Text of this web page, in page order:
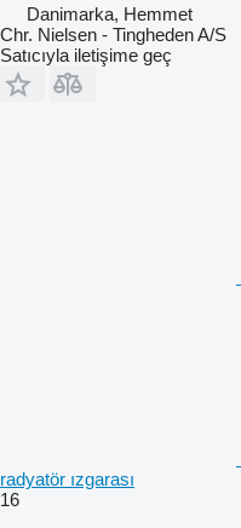
Danimarka, Hemmet
Chr. Nielsen - Tingheden A/S
Satıcıyla iletişime geç
radyatör ızgarası
16